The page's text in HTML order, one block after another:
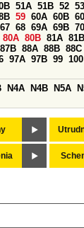
51A 51B 52
59 60A 60B
67 68 69A 69B 70
80A 80B 81A 81B
87B 88A 88B 88C
97A 97B 99 100
N4A N4B N5A